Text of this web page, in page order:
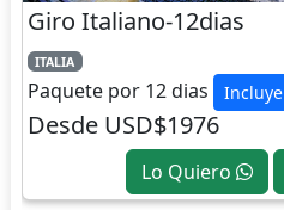
Giro Italiano-12dias
ITALIA
Paquete por 12 dias Incluye
Desde USD$1976
Lo Quiero